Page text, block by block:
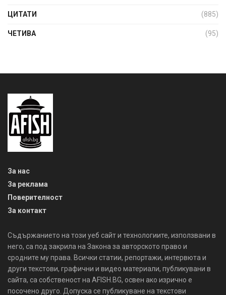
ЦИТАТИ (885)
ЧЕТИВА (95)
За нас
За реклама
Поверителност
За контакт
Съдържанието на този уеб сайт и технологиите, използвани в
него, са под закрила на Закона за авторското право и
сродните му права. Всички статии, репортажи, интервюта и
други текстови, графични и видео материали, публикувани в
сайта, са собственост на AFISH.BG, освен ако изрично е
посочено друго. Допуска се публикуване на текстови